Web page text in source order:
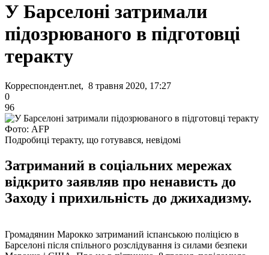
У Барселоні затримали
підозрюваного в підготовці
теракту
Корреспондент.net, 8 травня 2020, 17:27
0
96
Фото: AFP
Подробиці теракту, що готувався, невідомі
Затриманий в соціальних мережах
відкрито заявляв про ненависть до
Заходу і прихильність до джихадизму.
Громадянин Марокко затриманий іспанською поліцією в
Барселоні після спільного розслідування із силами безпеки